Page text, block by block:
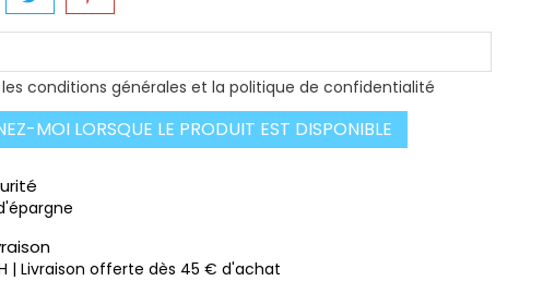
conditions générales et la politique de confidentialité
MOI LORSQUE LE PRODUIT EST DISPONIBLE
| Livraison offerte dès 45 € d'achat